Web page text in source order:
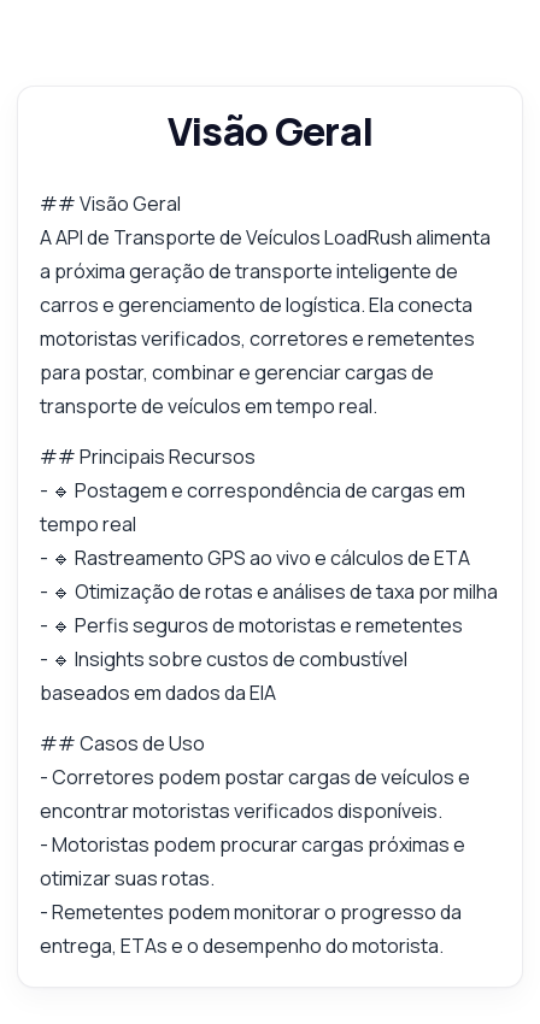
Visão Geral
## Visão Geral
A API de Transporte de Veículos LoadRush alimenta
a próxima geração de transporte inteligente de
carros e gerenciamento de logística. Ela conecta
motoristas verificados, corretores e remetentes
para postar, combinar e gerenciar cargas de
transporte de veículos em tempo real.
## Principais Recursos
- 🔹 Postagem e correspondência de cargas em
tempo real
- 🔹 Rastreamento GPS ao vivo e cálculos de ETA
- 🔹 Otimização de rotas e análises de taxa por milha
- 🔹 Perfis seguros de motoristas e remetentes
- 🔹 Insights sobre custos de combustível
baseados em dados da EIA
## Casos de Uso
- Corretores podem postar cargas de veículos e
encontrar motoristas verificados disponíveis.
- Motoristas podem procurar cargas próximas e
otimizar suas rotas.
- Remetentes podem monitorar o progresso da
entrega, ETAs e o desempenho do motorista.
combustível retorna?
O que esta API pode fazer?
Mostre-me um exemplo de código
Quanto custa?